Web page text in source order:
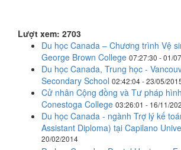
Lượt xem: 2703
Du học Canada – Chương trình Vệ
George Brown College 07:27:30 - 01/
Du học Canada, Trung học -
Secondary School 02:42:04 - 23/05/
Cử nhân Cộng đồng và Tư pháp
Conestoga College 03:26:01 - 16/11/
Du học Canada - ngành Trợ lý kế
Assistant Diploma) tại Capilano
20/02/2014